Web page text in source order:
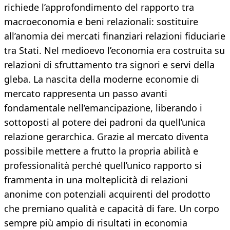
richiede l’approfondimento del rapporto tra
macroeconomia e beni relazionali: sostituire
all’anomia dei mercati finanziari relazioni fiduciarie
tra Stati. Nel medioevo l’economia era costruita su
relazioni di sfruttamento tra signori e servi della
gleba. La nascita della moderne economie di
mercato rappresenta un passo avanti
fondamentale nell’emancipazione, liberando i
sottoposti al potere dei padroni da quell’unica
relazione gerarchica. Grazie al mercato diventa
possibile mettere a frutto la propria abilità e
professionalità perché quell’unico rapporto si
frammenta in una molteplicità di relazioni
anonime con potenziali acquirenti del prodotto
che premiano qualità e capacità di fare. Un corpo
sempre più ampio di risultati in economia